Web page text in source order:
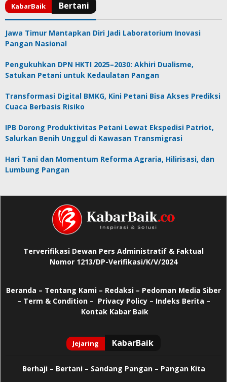
Jawa Timur Mantapkan Diri Jadi Laboratorium Inovasi
Pangan Nasional
Pengukuhkan DPN HKTI 2025–2030: Akhiri Dualisme,
Satukan Petani untuk Kedaulatan Pangan
Transformasi Digital BMKG, Kini Petani Bisa Akses Prediksi
Cuaca Berbasis Risiko
IPB Dorong Produktivitas Petani Lewat Ekspedisi Patriot,
Salurkan Benih Unggul di Kawasan Transmigrasi
Hari Tani dan Momentum Reforma Agraria, Hilirisasi, dan
Lumbung Pangan
Terverifikasi Dewan Pers Administratif & Faktual
Nomor 1213/DP-Verifikasi/K/V/2024
Beranda – Tentang Kami – Redaksi – Pedoman Media Siber
– Term & Condition – Privacy Policy– Indeks Berita –
Kontak Kabar Baik
Berhaji– Bertani – Sandang Pangan – Pangan Kita